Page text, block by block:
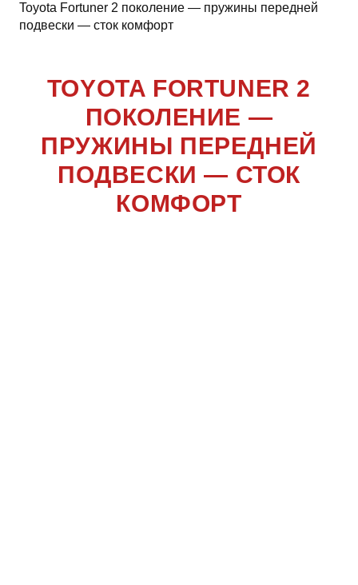
Toyota Fortuner 2 поколение — пружины передней
подвески — сток комфорт
TOYOTA FORTUNER 2
ПОКОЛЕНИЕ —
ПРУЖИНЫ ПЕРЕДНЕЙ
ПОДВЕСКИ — СТОК
КОМФОРТ